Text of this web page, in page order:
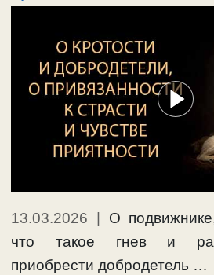
13.03.2026
О
что такое гнев и
приобрести добродетель …